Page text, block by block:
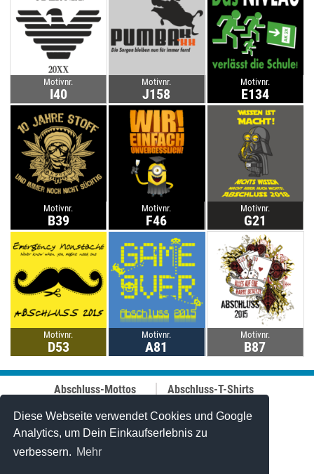
Diese Webseite verwendet Cookies und Google
Analytics, um Dein Einkaufserlebnis zu
verbessern. Mehr
Motivnr.
I40
Motivnr.
J158
Motivnr.
E134
Motivnr.
B39
Motivnr.
F46
Motivnr.
G21
Motivnr.
D53
Motivnr.
A81
Motivnr.
B87
Abschluss-Mottos
Abi-Mottos
Lehrer-Motive
Online-Designer
Abschluss-T-Shirts
Best-Price-
Abschlussshirts